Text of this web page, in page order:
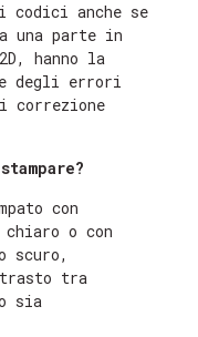
codici anche se
una parte in
hanno la
degli errori
correzione
con
o con
scuro,
tra
sia